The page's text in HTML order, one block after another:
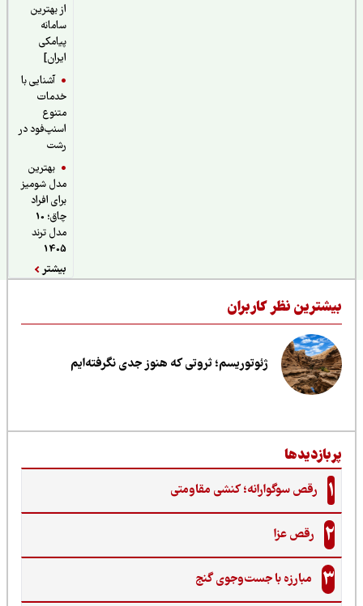
از بهترین
سامانه
پیامکی
آشنایی با
خدمات
اسنپ‌فود در
بهترین
مدل شومیز
برای افراد
چاق؛ 10
مدل ترند
نظر کاربران
ژئوتوریسم؛ ثروتی که هنوز جدی نگرفته‌ایم
رقص سوگوارانه؛ کنشی مقاومتی
رقص عزا
مبارزه با جست‌وجوی گنج‌